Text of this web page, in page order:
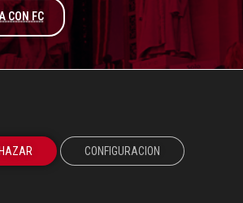
CON FCA TRAVÉS DEL FORMULARIO DE
CONFIGURACION